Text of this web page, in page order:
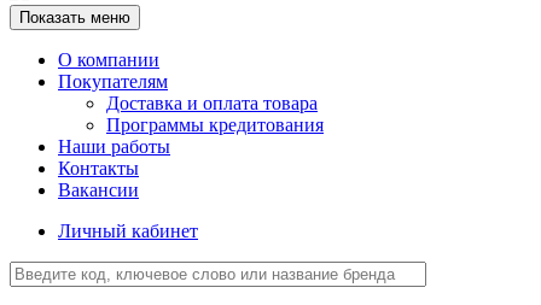
Показать меню
О компании
Покупателям
Доставка и оплата товара
Программы кредитования
Наши работы
Контакты
Вакансии
Личный кабинет